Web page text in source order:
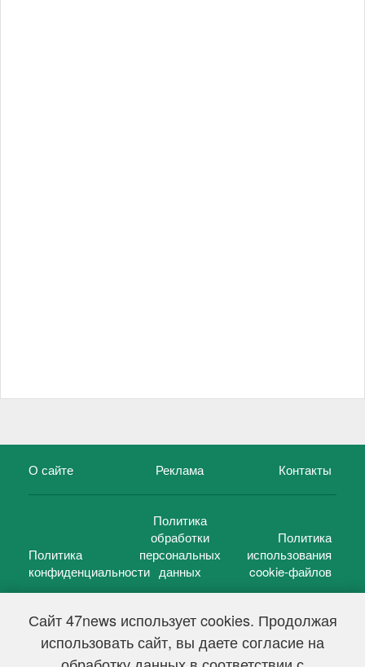
Сайт 47news использует cookies. Продолжая
использовать сайт, вы даете согласие на
О сайте Реклама Контакты
Политика
конфиденциальности
Политика
обработки
персональных
данных
Политика
использования
cookie-файлов
47 новостей (47 news)2005 — 2026 г.